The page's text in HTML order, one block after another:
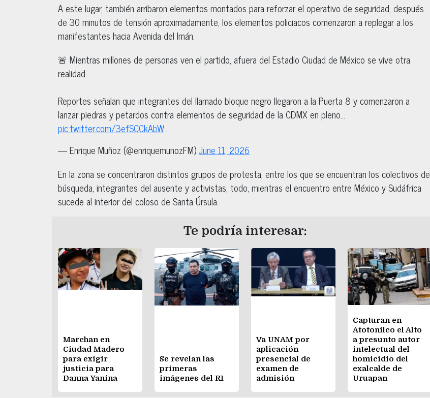
A este lugar, también arribaron elementos montados para reforzar el operativo de seguridad, después
de 30 minutos de tensión aproximadamente, los elementos policiacos comenzaron a replegar a los
manifestantes hacia Avenida del Imán.
🚨 Mientras millones de personas ven el partido, afuera del Estadio Ciudad de México se vive otra
realidad.
Reportes señalan que integrantes del llamado bloque negro llegaron a la Puerta 8 y comenzaron a
lanzar piedras y petardos contra elementos de seguridad de la CDMX en pleno…
pic.twitter.com/3efSCCkAbW
— Enrique Muñoz (@enriquemunozFM)June 11, 2026
En la zona se concentraron distintos grupos de protesta, entre los que se encuentran los colectivos de
búsqueda, integrantes del ausente y activistas, todo, mientras el encuentro entre México y Sudáfrica
sucede al interior del coloso de Santa Úrsula.
Te podría interesar:
Marchan en
Ciudad Madero
para exigir
justicia para
Danna Yanina
Se revelan las
primeras
imágenes del R1
Va UNAM por
aplicación
presencial de
examen de
admisión
Capturan en
Atotonilco el Alto
a presunto autor
intelectual del
homicidio del
exalcalde de
Uruapan